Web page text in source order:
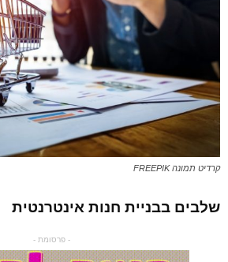
קרדיט תמונה FREEPIK
שלבים בבניית חנות אינטרנטית
- פרסומת -